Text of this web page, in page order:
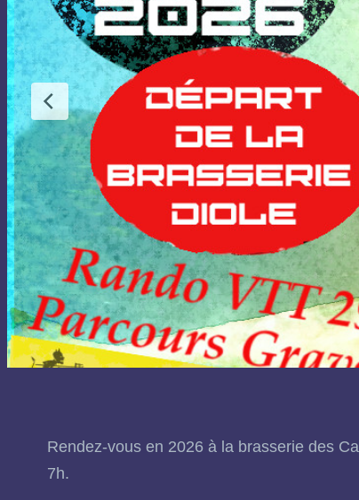
Rendez-vous en 2026 à la brasserie des
7h.